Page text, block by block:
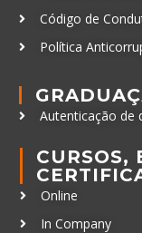
Código de
Política
Autenticação de
CURSOS,
Online
In Company